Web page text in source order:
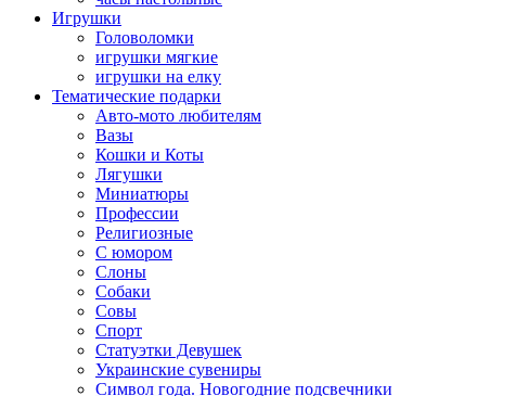
Игрушки
Головоломки
игрушки мягкие
игрушки на елку
Тематические подарки
Авто-мото любителям
Вазы
Кошки и Коты
Лягушки
Миниатюры
Профессии
Религиозные
С юмором
Слоны
Собаки
Совы
Спорт
Статуэтки Девушек
Украинские сувениры
Символ года. Новогодние подсвечники